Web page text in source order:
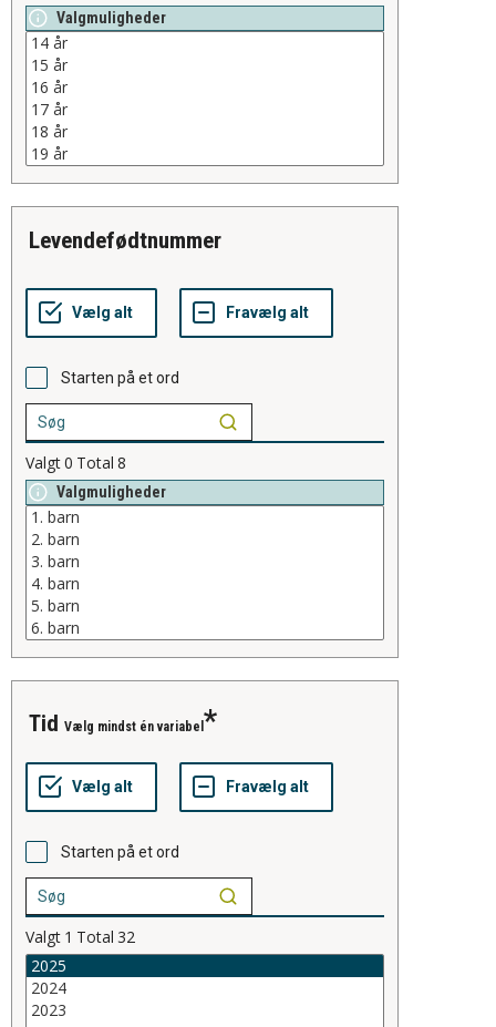
Valgmuligheder
levendefødtnummer
Starten på et ord
Valgt0 Total 8
Valgmuligheder
tid Vælg mindst én variabel
Starten på et ord
Valgt 1 Total 32